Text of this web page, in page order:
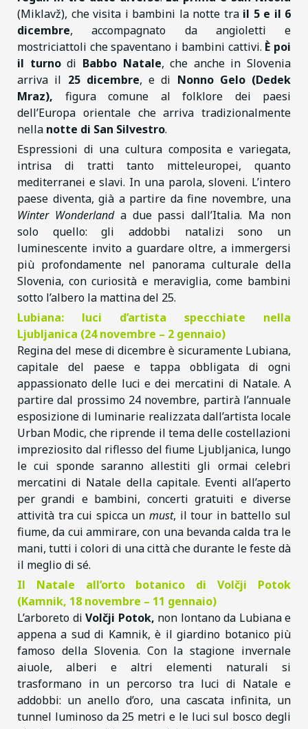
(Miklavž), che visita i bambini la notte tra il 5 e il 6
dicembre, accompagnato da angioletti e
mostriciattoli che spaventano i bambini cattivi. È poi
il turnodi Babbo Natale, che anche in Slovenia
arriva il 25 dicembre, e di Nonno Gelo (Dedek
Mraz), figura comune al folklore dei paesi
dell’Europa orientale che arriva tradizionalmente
nella notte di San Silvestro.
Espressioni di una cultura composita e variegata,
intrisa di tratti tanto mitteleuropei, quanto
mediterranei e slavi. In una parola, sloveni. L’intero
paese diventa, già a partire da fine novembre, una
Winter Wonderlanda due passi dall’Italia. Ma non
solo quello: gli addobbi natalizi sono un
luminescente invito a guardare oltre, a immergersi
più profondamente nel panorama culturale della
Slovenia, con curiosità e meraviglia, come bambini
sotto l’albero la mattina del 25.
Lubiana: luci d’artista specchiate nella
Ljubljanica (24 novembre – 2 gennaio)
Regina del mese di dicembre è sicuramente Lubiana,
capitale del paese e tappa obbligata di ogni
appassionato delle luci e dei mercatini di Natale. A
partire dal prossimo 24 novembre, partirà l’annuale
esposizione di luminarie realizzata dall’artista locale
Urban Modic, che riprende il tema delle costellazioni
impreziosito dal riflesso del fiume Ljubljanica, lungo
le cui sponde saranno allestiti gli ormai celebri
mercatini di Natale della capitale. Eventi all’aperto
per grandi e bambini, concerti gratuiti e diverse
attività tra cui spicca un must, il tour in battello sul
fiume, da cui ammirare, con una bevanda calda tra le
mani, tutti i colori di una città che durante le feste dà
il meglio di sé.
Il Natale all’orto botanico di Volčji Potok
(Kamnik, 18 novembre – 11 gennaio)
L’arboreto di Volčji Potok, non lontano da Lubiana e
appena a sud di Kamnik, è il giardino botanico più
famoso della Slovenia. Con la stagione invernale
aiuole, alberi e altri elementi naturali si
trasformano in un percorso tra luci di Natale e
addobbi: un anello d’oro, una cascata infinita, un
tunnel luminoso da 25 metri e le luci sul bosco degli